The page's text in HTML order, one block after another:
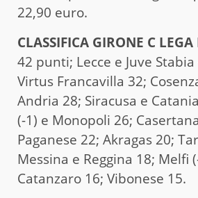
22,90 euro.
CLAS­SI­FI­CA GIRONE C LEGA
42 punti; Lecce e Juve Stabia
Virtus Francavilla 32;
Andria 28; Siracusa e
(-1) e Monopoli 26;
Paganese 22; Akragas 20;
Messina e Reggina 18; Melfi
Catanzaro 16; Vibonese 15.